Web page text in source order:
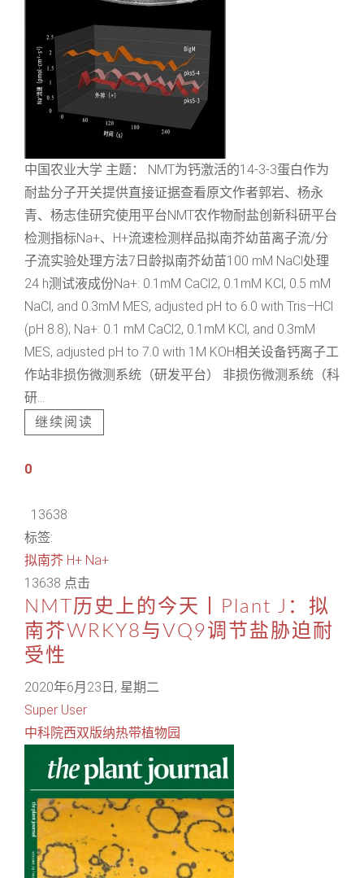
中国农业大学 主题： NMT为钙激活的14-3-3蛋白作为
耐盐分子开关提供直接证据查看原文作者郭岩、杨永
青、杨志佳研究使用平台NMT农作物耐盐创新科研平台
检测指标Na+、H+流速检测样品拟南芥幼苗离子流/分
子流实验处理方法7日龄拟南芥幼苗100 mM NaCl处理
24 h测试液成份Na+: 0.1mM CaCl2, 0.1mM KCl, 0.5 mM
NaCl, and 0.3mM MES, adjusted pH to 6.0 with Tris–HCl
(pH 8.8); Na+: 0.1 mM CaCl2, 0.1mM KCl, and 0.3mM
MES, adjusted pH to 7.0 with 1M KOH相关设备钙离子工
作站非损伤微测系统（研发平台） 非损伤微测系统（科
研...
继续阅读
0
13638
标签:
拟南芥 H+ Na+
13638 点击
NMT历史上的今天丨Plant J：拟
南芥WRKY8与VQ9调节盐胁迫耐
受性
2020年6月23日, 星期二
Super User
中科院西双版纳热带植物园